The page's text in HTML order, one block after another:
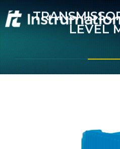
LEVEL